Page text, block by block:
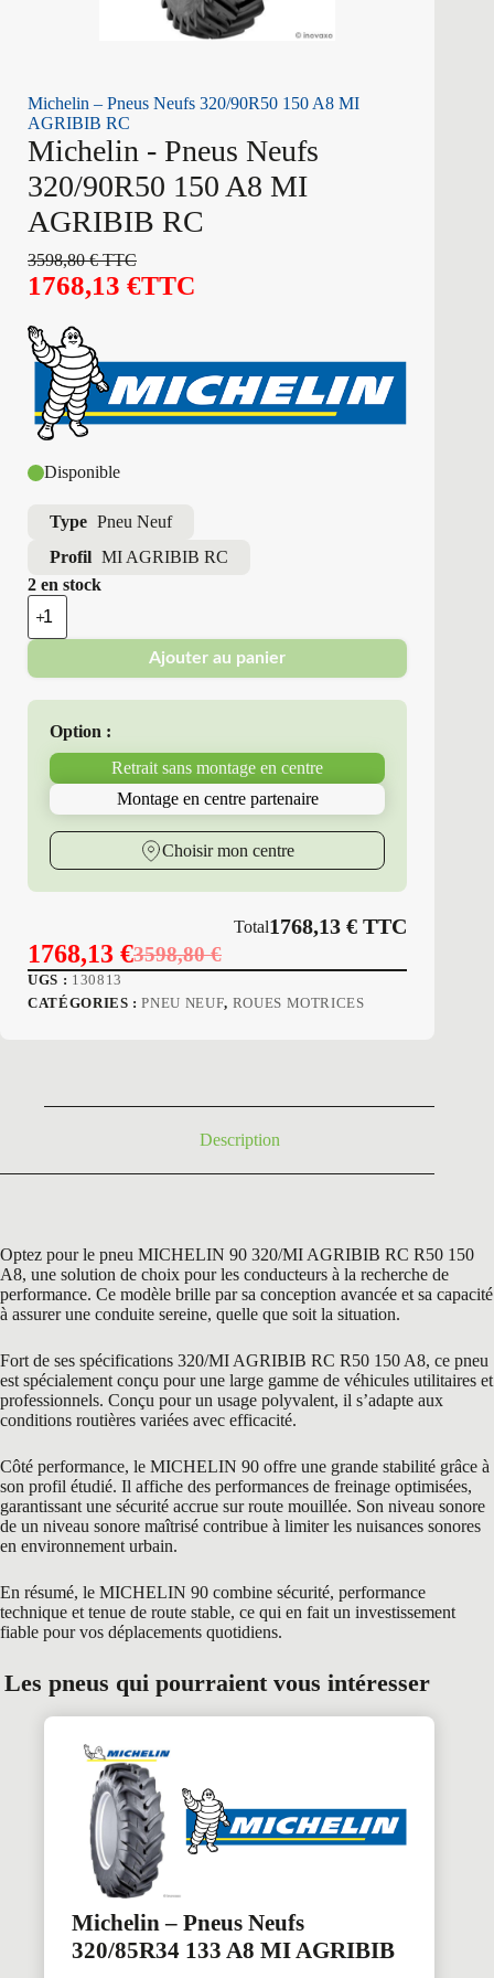
Michelin – Pneus Neufs 320/90R50 150 A8 MI
AGRIBIB RC
Michelin - Pneus Neufs
320/90R50 150 A8 MI
AGRIBIB RC
3598,80€TTC
1768,13 €TTC
Disponible
Type Pneu Neuf
Profil MI AGRIBIB RC
2 en stock
quantité
de
Michelin
Pneus
Neufs
150
AGRIBIB
Ajouter au panier
Option :
Retrait sans montage en centre
Montage en centre partenaire
Choisir mon centre
Total1768,13€ TTC
3598,80€
Le
prix
1768,13 €
Le
prix
UGS : 130813
CATÉGORIES :PNEU NEUF, ROUES MOTRICES
Description
Optez pour le pneu MICHELIN 90 320/MI AGRIBIB RC R50 150
A8, une solution de choix pour les conducteurs à la recherche de
performance. Ce modèle brille par sa conception avancée et sa capacité
à assurer une conduite sereine, quelle que soit la situation.
Fort de ses spécifications 320/MI AGRIBIB RC R50 150 A8, ce pneu
est spécialement conçu pour une large gamme de véhicules utilitaires et
professionnels. Conçu pour un usage polyvalent, il s’adapte aux
conditions routières variées avec efficacité.
Côté performance, le MICHELIN 90 offre une grande stabilité grâce à
son profil étudié. Il affiche des performances de freinage optimisées,
garantissant une sécurité accrue sur route mouillée. Son niveau sonore
de un niveau sonore maîtrisé contribue à limiter les nuisances sonores
en environnement urbain.
En résumé, le MICHELIN 90 combine sécurité, performance
technique et tenue de route stable, ce qui en fait un investissement
fiable pour vos déplacements quotidiens.
Les pneus qui pourraient vous intéresser
Michelin – Pneus Neufs
320/85R34 133 A8 MI AGRIBIB